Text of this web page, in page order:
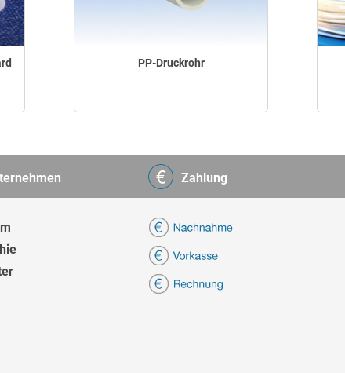
PP-Druckrohr
Zahlung